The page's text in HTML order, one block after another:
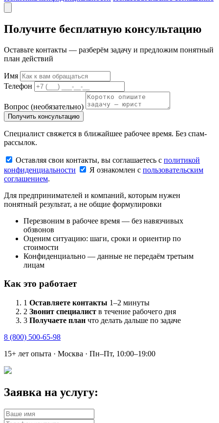
Получите бесплатную консультацию
Оставьте контакты — разберём задачу и предложим понятный
план действий
Имя
Телефон
Вопрос (необязательно)
Получить консультацию
Специалист свяжется в ближайшее рабочее время. Без спам-
рассылок.
Оставляя свои контакты, вы соглашаетесь с политикой
конфиденциальности
Я ознакомлен с пользовательским
соглашением.
Для предпринимателей и компаний, которым нужен
понятный результат, а не общие формулировки
Перезвоним в рабочее время — без навязчивых
обзвонов
Оценим ситуацию: шаги, сроки и ориентир по
стоимости
Конфиденциально — данные не передаём третьим
лицам
Как это работает
1 Оставляете контакты 1–2 минуты
2 Звонит специалист в течение рабочего дня
3 Получаете план что делать дальше по задаче
8 (800) 500-65-98
15+ лет опыта · Москва · Пн–Пт, 10:00–19:00
Заявка на услугу: